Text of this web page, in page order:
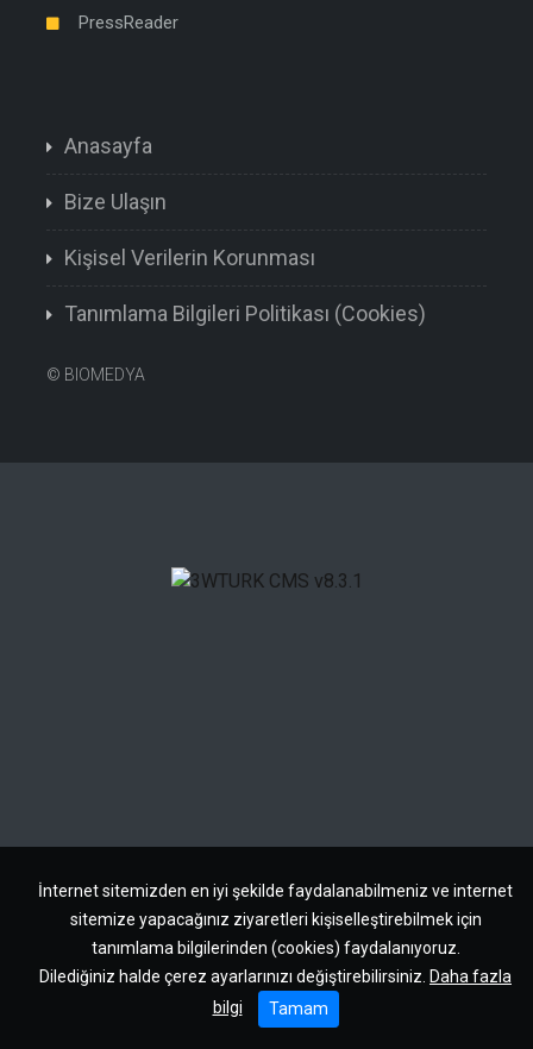
İnternet sitemizden en iyi şekilde faydalanabilmeniz ve internet
sitemize yapacağınız ziyaretleri kişiselleştirebilmek için
tanımlama bilgilerinden (cookies) faydalanıyoruz.
Dilediğiniz halde çerez ayarlarınızı değiştirebilirsiniz. Daha fazla
bilgi
Tamam
PressReader
Anasayfa
Bize Ulaşın
Kişisel Verilerin Korunması
Tanımlama Bilgileri Politikası (Cookies)
© BIOMEDYA